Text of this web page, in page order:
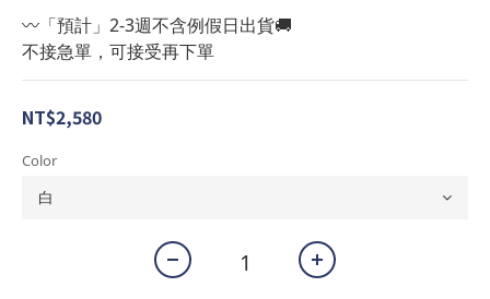
〰️「預計」2-3週不含例假日出貨🚚
不接急單，可接受再下單
NT$2,580
Color